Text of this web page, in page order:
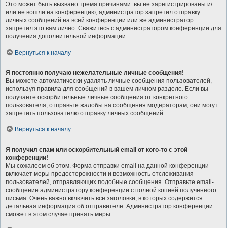
Это может быть вызвано тремя причинами: вы не зарегистрированы и/
или не вошли на конференцию, администратор запретил отправку
личных сообщений на всей конференции или же администратор
запретил это вам лично. Свяжитесь с администратором конференции для
получения дополнительной информации.
Вернуться к началу
Я постоянно получаю нежелательные личные сообщения!
Вы можете автоматически удалять личные сообщения пользователей,
используя правила для сообщений в вашем личном разделе. Если вы
получаете оскорбительные личные сообщения от конкретного
пользователя, отправьте жалобы на сообщения модераторам; они могут
запретить пользователю отправку личных сообщений.
Вернуться к началу
Я получил спам или оскорбительный email от кого-то с этой
конференции!
Мы сожалеем об этом. Форма отправки email на данной конференции
включает меры предосторожности и возможность отслеживания
пользователей, отправляющих подобные сообщения. Отправьте email-
сообщение администратору конференции с полной копией полученного
письма. Очень важно включить все заголовки, в которых содержится
детальная информация об отправителе. Администратор конференции
сможет в этом случае принять меры.